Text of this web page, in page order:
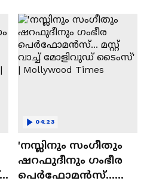
'നസ്ലിനും സംഗീതും
ഷറഫുദീനും ഗംഭീര
പെർഫോമൻസ്...
04:23